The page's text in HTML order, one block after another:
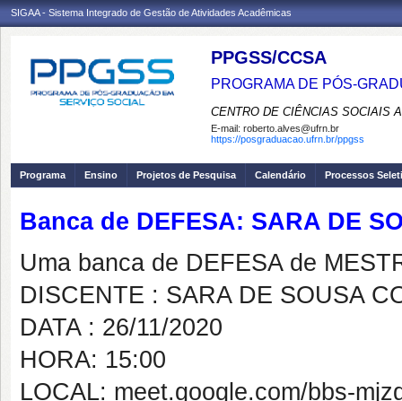
SIGAA - Sistema Integrado de Gestão de Atividades Acadêmicas
PPGSS/CCSA
PROGRAMA DE PÓS-
CENTRO DE CIÊNCIAS SOCIAIS
E-mail: roberto.alves@ufrn.br
https://posgraduacao.ufrn.br/ppgss
Programa Ensino Projetos de Pesquisa Calendário Processos
Banca de DEFESA: SARA DE
Uma banca de DEFESA de
DISCENTE : SARA DE SOUSA
DATA : 26/11/2020
HORA: 15:00
LOCAL: meet.google.com/bbs-